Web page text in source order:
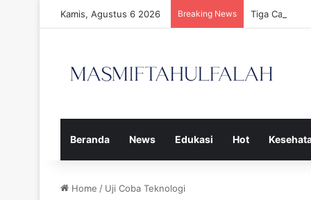
Kamis, Agustus 6 2026 Breaking News Tiga Calon
Beranda News Edukasi Hot
Home / Uji Coba Teknologi